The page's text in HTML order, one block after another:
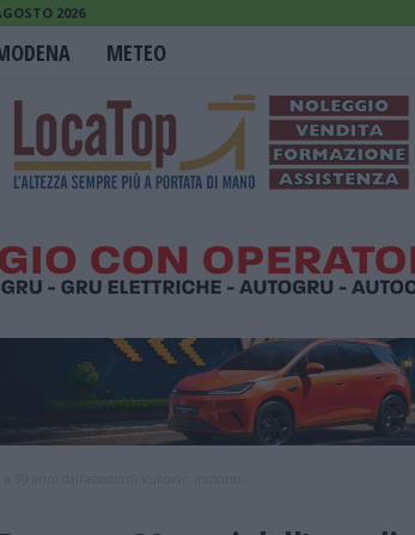
2026
METEO